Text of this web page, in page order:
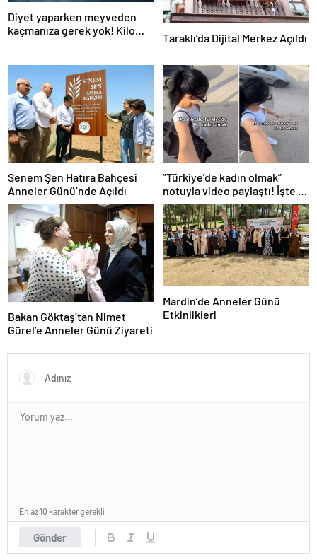
Diyet yaparken meyveden
kaçmanıza gerek yok! Kilo
Taraklı’da Dijital Merkez Açıldı
Senem Şen Hatıra Bahçesi
Anneler Günü’nde Açıldı
”Türkiye’de kadın olmak”
notuyla video paylaştı! İşte 14
saniyede yaşananlar
Bakan Göktaş’tan Nimet
Gürel’e Anneler Günü Ziyareti
Mardin’de Anneler Günü
Etkinlikleri
Gönder
En az 10 karakter gerekli